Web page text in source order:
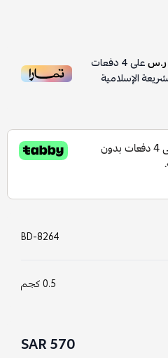
على4دفعات
الإسلامية
BD-8264
0.5 كجم
570 SAR